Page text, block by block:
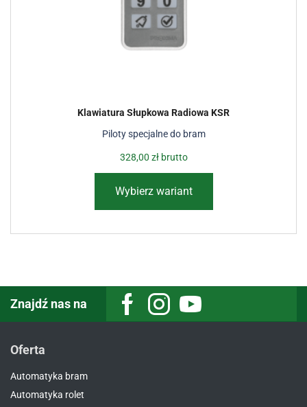
Piloty specjalne do bram
Klawiatura Słupkowa Radiowa KSR
328,00 złbrutto
Wybierz wariant
Znajdź nas na FacebookInstagramYoutube
Oferta
Automatyka bram
Automatyka rolet